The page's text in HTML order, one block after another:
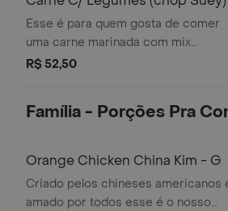
yakissoba! O melhor da comida
chinesa na sua casa.
Esse é para quem gosta de comer
uma carne marinada com mix
legumes salteado no wok, regado
R$ 52,50
Família - Porções Pra
Orange Chicken China Kim - G
Criado pelos chineses americanos
amado por todos esse é o nosso